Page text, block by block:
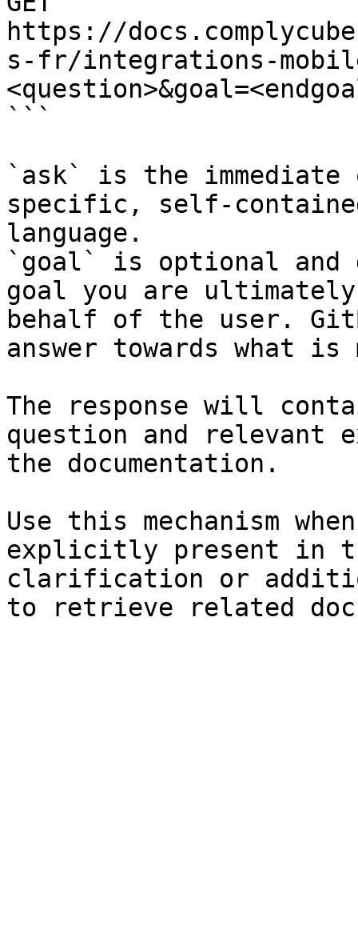
https://
s-fr/integrations-
```
`ask` is the
specific, self-
language.
`goal` is optional and
goal you are
behalf of the user.
answer towards what
The response will
question and relevant
the documentation.
Use this mechanism
explicitly present in
clarification or